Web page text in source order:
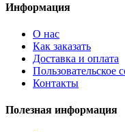
Информация
О нас
Как заказать
Доставка и оплата
Пользовательское
Контакты
Полезная информация